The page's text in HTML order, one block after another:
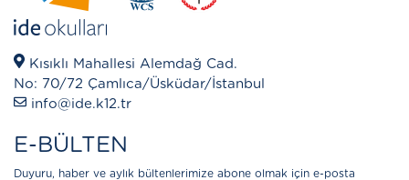
Kısıklı Mahallesi Alemdağ Cad.
No: 70/72 Çamlıca/Üsküdar/İstanbul
info@ide.k12.tr
E-BÜLTEN
Duyuru, haber ve aylık bültenlerimize abone olmak için e-posta